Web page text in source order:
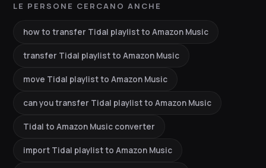
LE PERSONE CERCANO ANCHE
how to transfer Tidal playlist to Amazon Music
transfer Tidal playlist to Amazon Music
move Tidal playlist to Amazon Music
can you transfer Tidal playlist to Amazon Music
Tidal to Amazon Music converter
import Tidal playlist to Amazon Music